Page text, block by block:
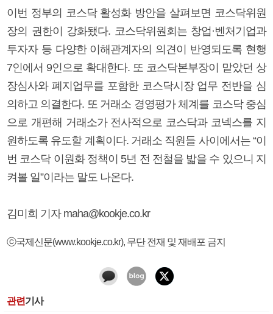
이번 정부의 코스닥 활성화 방안을 살펴보면 코스닥위원
장의 권한이 강화됐다. 코스닥위원회는 창업·벤처기업과
투자자 등 다양한 이해관계자의 의견이 반영되도록 현행
7인에서 9인으로 확대한다. 또 코스닥본부장이 맡았던 상
장심사와 폐지업무를 포함한 코스닥시장 업무 전반을 심
의하고 의결한다. 또 거래소 경영평가 체계를 코스닥 중심
으로 개편해 거래소가 전사적으로 코스닥과 코넥스를 지
원하도록 유도할 계획이다. 거래소 직원들 사이에서는 “이
번 코스닥 이원화 정책이 5년 전 전철을 밟을 수 있으니 지
켜볼 일”이라는 말도 나온다.
김미희 기자 maha@kookje.co.kr
ⓒ국제신문(www.kookje.co.kr), 무단 전재 및 재배포 금지
관련기사